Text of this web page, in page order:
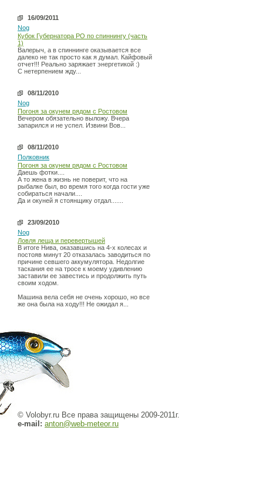
16/09/2011
Nog
Кубок Губернатора РО по спиннингу (часть
1)
Валерыч, а в спиннинге оказывается все
далеко не так просто как я думал. Кайфовый
отчет!!! Реально заряжает энергетикой :)
С нетерпением жду...
08/11/2010
Nog
Погоня за окунем рядом с Ростовом
Вечером обязательно выложу. Вчера
запарился и не успел. Извини Вов...
08/11/2010
Полковник
Погоня за окунем рядом с Ростовом
Даешь фотки....
А то жена в жизнь не поверит, что на
рыбалке был, во время того когда гости уже
собираться начали....
Да и окуней я стоянщику отдал.......
23/09/2010
Nog
Ловля леща и перевертышей
В итоге Нива, оказавшись на 4-х колесах и
постояв минут 20 отказалась заводиться по
причине севшего аккумулятора. Недолгие
таскания ее на тросе к моему удивлению
заставили ее завестись и продолжить путь
своим ходом.
Машина вела себя не очень хорошо, но все
же она была на ходу!!! Не ожидал я...
© Volobyr.ru Все права защищены 2009-2011г.
e-mail: anton@web-meteor.ru